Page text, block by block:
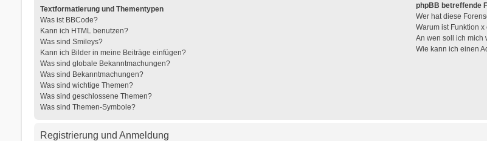
Textformatierung und Thementypen
Was ist BBCode?
Kann ich HTML benutzen?
Was sind Smileys?
Kann ich Bilder in meine Beiträge einfügen?
Was sind globale Bekanntmachungen?
Was sind Bekanntmachungen?
Was sind wichtige Themen?
Was sind geschlossene Themen?
Was sind Themen-Symbole?
phpBB betreffende
Wer hat diese
Warum ist Funktion
An wen soll ich mich
Wie kann ich einen
Registrierung und Anmeldung